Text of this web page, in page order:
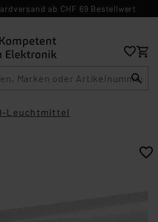
ab CHF 69 Bestellwert
Leuchtmittel